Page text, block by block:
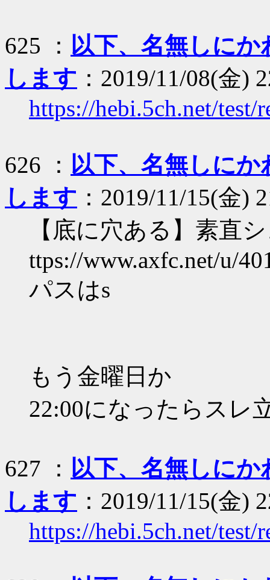
625 ： 以下、名無しに
します ：2019/11/08(金)
https://hebi.5ch.net/test/
626 ： 以下、名無しに
します ：2019/11/15(金)
【底に穴ある】素直
ttps://www.axfc.net/u/
パスはs
もう金曜日か
22:00になったらスレ
627 ： 以下、名無しに
します ：2019/11/15(金)
https://hebi.5ch.net/test/